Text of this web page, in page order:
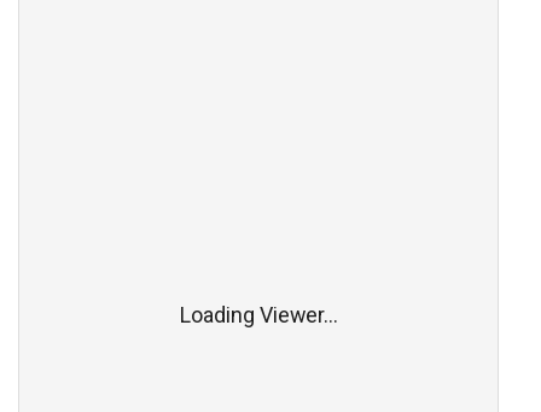
Loading Viewer...